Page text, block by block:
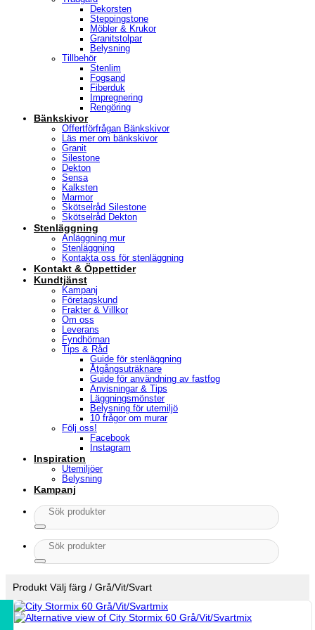
Dekorsten
Steppingstone
Möbler & Krukor
Granitstolpar
Belysning
Tillbehör
Stenlim
Fogsand
Fiberduk
Impregnering
Rengöring
Bänkskivor
Offertförfrågan Bänkskivor
Läs mer om bänkskivor
Granit
Silestone
Dekton
Sensa
Kalksten
Marmor
Skötselråd Silestone
Skötselråd Dekton
Stenläggning
Anläggning mur
Stenläggning
Kontakta oss för stenläggning
Kontakt & Öppettider
Kundtjänst
Kampanj
Företagskund
Frakter & Villkor
Om oss
Leverans
Fyndhörnan
Tips & Råd
Guide för stenläggning
Åtgångsuträknare
Guide för användning av fastfog
Anvisningar & Tips
Läggningsmönster
Belysning för utemiljö
10 frågor om murar
Följ oss!
Facebook
Instagram
Inspiration
Utemiljöer
Belysning
Kampanj
Sök
efter:
Sök
efter:
Produkt Välj färg / Grå/Vit/Svart